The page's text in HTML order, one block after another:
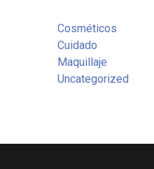
Cosméticos
Cuidado
Maquillaje
Uncategorized